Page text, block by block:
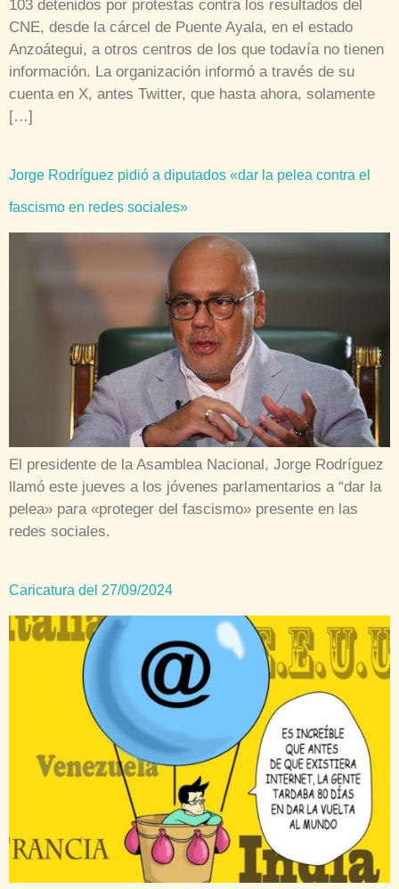
103 detenidos por protestas contra los resultados del
CNE, desde la cárcel de Puente Ayala, en el estado
Anzoátegui, a otros centros de los que todavía no tienen
información. La organización informó a través de su
cuenta en X, antes Twitter, que hasta ahora, solamente
[…]
Jorge Rodríguez pidió a diputados «dar la pelea contra el
fascismo en redes sociales»
El presidente de la Asamblea Nacional, Jorge Rodríguez
llamó este jueves a los jóvenes parlamentarios a “dar la
pelea» para «proteger del fascismo» presente en las
redes sociales.
Caricatura del 27/09/2024